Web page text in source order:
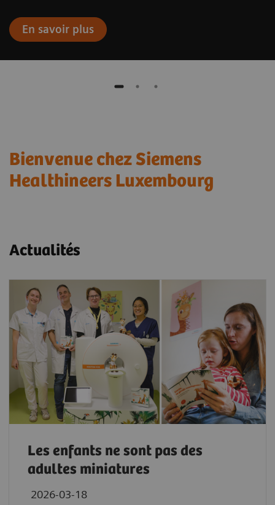
En savoir plus
Bienvenue chez Siemens
Healthineers Luxembourg
Actualités
Les enfants ne sont pas des
adultes miniatures
2026-03-18